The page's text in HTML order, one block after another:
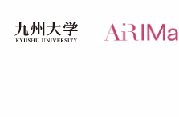
content